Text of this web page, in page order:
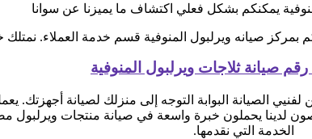
يمكنكم بشكل فعلي اكتشاف ما يميزنا عن سوانا
بمركز صيانه ويرلبول المنوفية قسم خدمة العملاء.
صيانة ثلاجات ويرلبول المنوفية
خدمة 24 ساعة لتسجيل شكاويك كما يمكن لفنيي الصيانة البوابة التوجه إلى
يحملون خبرة واسعة في صيانة منتجات ويرلبول
الخدمة التي نقدمها.